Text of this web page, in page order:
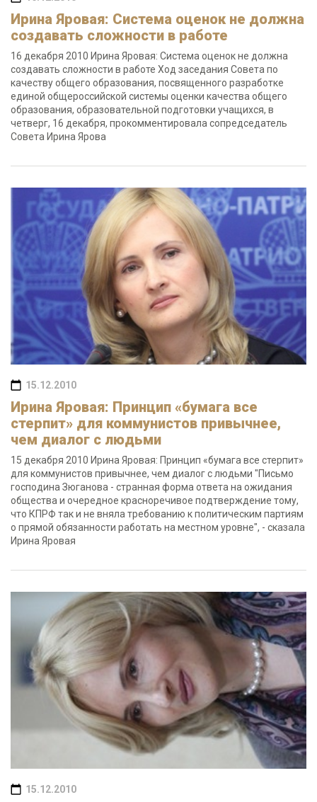
Ирина Яровая: Система оценок не должна
создавать сложности в работе
16 декабря 2010 Ирина Яровая: Система оценок не должна
создавать сложности в работе Ход заседания Совета по
качеству общего образования, посвященного разработке
единой общероссийской системы оценки качества общего
образования, образовательной подготовки учащихся, в
четверг, 16 декабря, прокомментировала сопредседатель
Совета Ирина Ярова
15.12.2010
Ирина Яровая: Принцип «бумага все
стерпит» для коммунистов привычнее,
чем диалог с людьми
15 декабря 2010 Ирина Яровая: Принцип «бумага все стерпит»
для коммунистов привычнее, чем диалог с людьми "Письмо
господина Зюганова - странная форма ответа на ожидания
общества и очередное красноречивое подтверждение тому,
что КПРФ так и не вняла требованию к политическим партиям
о прямой обязанности работать на местном уровне", - сказала
Ирина Яровая
15.12.2010